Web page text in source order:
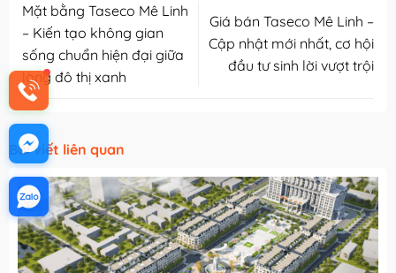
Mặt bằng Taseco Mê Linh
– Kiến tạo không gian
sống chuẩn hiện đại giữa
lòng đô thị xanh
Giá bán Taseco Mê Linh –
Cập nhật mới nhất, cơ hội
đầu tư sinh lời vượt trội
Bài viết liên quan